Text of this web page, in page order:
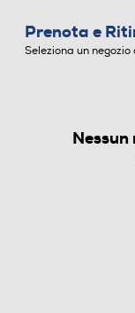
CHIAVETTE USB
Prenota e
Seleziona un